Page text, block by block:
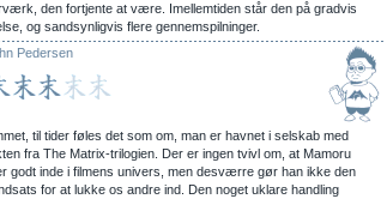
den fortjente at være. Imellemtiden står den på gradvis
og sandsynligvis flere gennemspilninger.
Pedersen
til tider føles det som om, man er havnet i selskab med
fra The Matrix-trilogien. Der er ingen tvivl om, at Mamoru
godt inde i filmens univers, men desværre gør han ikke den
for at lukke os andre ind. Den noget uklare handling